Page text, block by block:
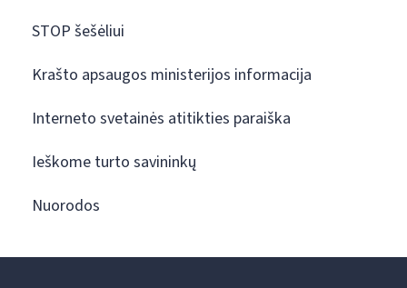
STOP šešėliui
Krašto apsaugos ministerijos informacija
Interneto svetainės atitikties paraiška
Ieškome turto savininkų
Nuorodos